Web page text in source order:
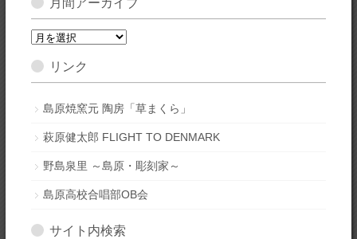
月間アーカイブ
月
ア
カ
ブ
リンク
島原焼窯元 陶房「草まくら」
萩原健太郎 FLIGHT TO DENMARK
野島泉里 ～島原・彫刻家～
島原高校合唱部OB会
サイト内検索